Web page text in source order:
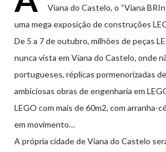
Viana do Castelo, o “Viana
uma mega exposição de construções
De 5 a 7 de outubro, milhões de peças
nunca vista em Viana do Castelo, onde
portugueses, réplicas pormenorizadas
ambiciosas obras de engenharia em
LEGO com mais de 60m2, com arranha-
em movimento…
A própria cidade de Viana do Castelo